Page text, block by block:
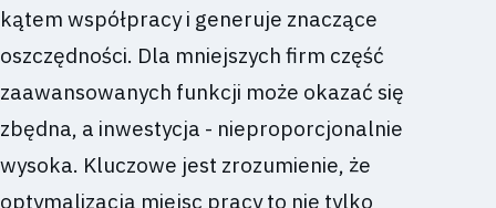
kątem współpracy i generuje znaczące
oszczędności. Dla mniejszych firm część
zaawansowanych funkcji może okazać się
zbędna, a inwestycja - nieproporcjonalnie
wysoka. Kluczowe jest zrozumienie, że
optymalizacja miejsc pracy to nie tylko